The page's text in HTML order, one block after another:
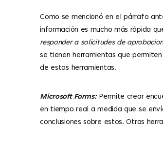
Como se mencionó en el párrafo
información es mucho más rápida
responder a solicitudes de
se tienen herramientas que
de estas herramientas.
Microsoft Forms:Permite crear
en tiempo real a medida que se
conclusiones sobre estos. Otras